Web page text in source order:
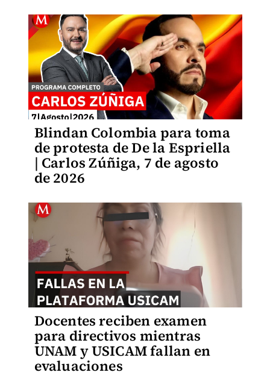
Blindan Colombia para toma
de protesta de De la Espriella
| Carlos Zúñiga, 7 de agosto
de 2026
Docentes reciben examen
para directivos mientras
UNAM y USICAM fallan en
evaluaciones